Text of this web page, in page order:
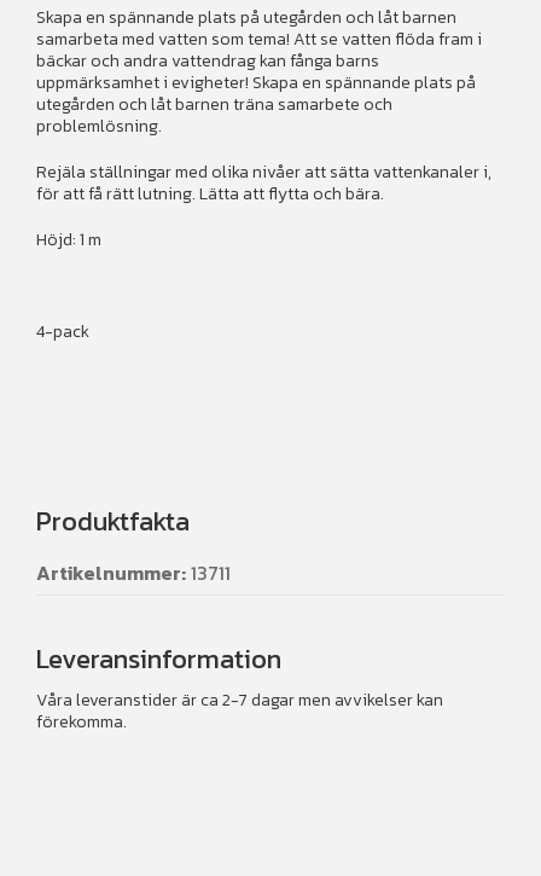
Skapa en spännande plats på utegården och låt barnen
samarbeta med vatten som tema! Att se vatten flöda fram i
bäckar och andra vattendrag kan fånga barns
uppmärksamhet i evigheter! Skapa en spännande plats på
utegården och låt barnen träna samarbete och
problemlösning.
Rejäla ställningar med olika nivåer att sätta vattenkanaler i,
för att få rätt lutning. Lätta att flytta och bära.
Höjd: 1 m
4-pack
Produktfakta
Artikelnummer:13711
Leveransinformation
Våra leveranstider är ca 2-7 dagar men avvikelser kan
förekomma.